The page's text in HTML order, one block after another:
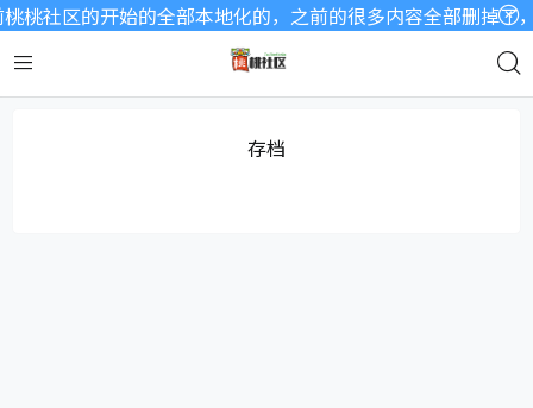
桃社区的开始的全部本地化的，之前的很多内容全部删掉
存档